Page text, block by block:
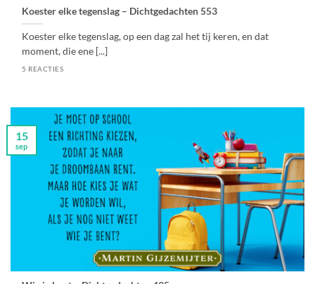
Koester elke tegenslag – Dichtgedachten 553
Koester elke tegenslag, op een dag zal het tij keren, en dat
moment, die ene [...]
5 REACTIES
15
sep